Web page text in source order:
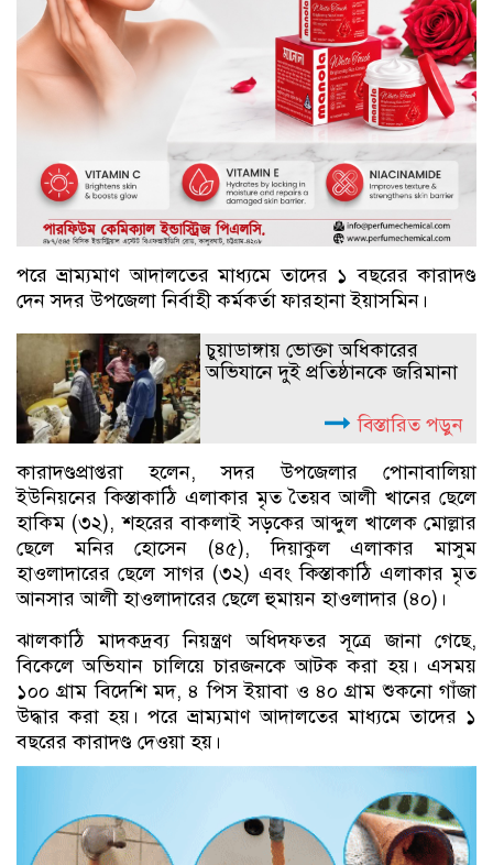
পরে ভ্রাম্যমাণ আদালতের মাধ্যমে তাদের ১ বছরের কারাদণ্ড
দেন সদর উপজেলা নির্বাহী কর্মকর্তা ফারহানা ইয়াসমিন।
চুয়াডাঙ্গায় ভোক্তা অধিকারের
অভিযানে দুই প্রতিষ্ঠানকে জরিমানা
বিস্তারিত পড়ুন
কারাদণ্ডপ্রাপ্তরা হলেন, সদর উপজেলার পোনাবালিয়া
ইউনিয়নের কিস্তাকাঠি এলাকার মৃত তৈয়ব আলী খানের ছেলে
হাকিম (৩২), শহরের বাকলাই সড়কের আব্দুল খালেক মোল্লার
ছেলে মনির হোসেন (৪৫), দিয়াকুল এলাকার মাসুম
হাওলাদারের ছেলে সাগর (৩২) এবং কিস্তাকাঠি এলাকার মৃত
আনসার আলী হাওলাদারের ছেলে হুমায়ন হাওলাদার (৪০)।
ঝালকাঠি মাদকদ্রব্য নিয়ন্ত্রণ অধিদফতর সূত্রে জানা গেছে,
বিকেলে অভিযান চালিয়ে চারজনকে আটক করা হয়। এসময়
১০০ গ্রাম বিদেশি মদ, ৪ পিস ইয়াবা ও ৪০ গ্রাম শুকনো গাঁজা
উদ্ধার করা হয়। পরে ভ্রাম্যমাণ আদালতের মাধ্যমে তাদের ১
বছরের কারাদণ্ড দেওয়া হয়।